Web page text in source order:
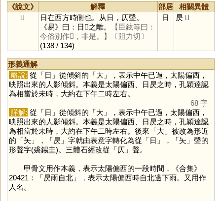
《說文》 解釋 部居
相關異體
𣅛
日在西方時側也。从日，仄聲。
《易》曰：日𣅛之離。
【臣鉉等曰：
今俗別作𣅳，非是。】
〔阻力切〕
(138 / 134)
日 昃 𣅦
形義通解
略說: 從「日 」從傾斜的「大」，表示中午已過，太陽偏西，
映照出來的人影傾斜。本義是太陽偏西、日昃之時，孔穎達認
為相當於未時，大約在下午二時左右。
68 字
詳解: 從「日 」從傾斜的「大」，表示中午已過，太陽偏西，
映照出來的人影傾斜。本義是太陽偏西、日昃之時，孔穎達認
為相當於未時，大約在下午二時左右。後來「大」被改為形近
的「夨 」，「昃 」字就由表意字轉化為從「日 」，「夨 」聲的
形聲字(裘錫圭)。三體石經改從「仄」聲。
甲骨文用作本義，表示太陽偏西的一段時間，《合集》
20421：「昃雨自北」，表示太陽偏西時自北邊下雨。又用作
人名。